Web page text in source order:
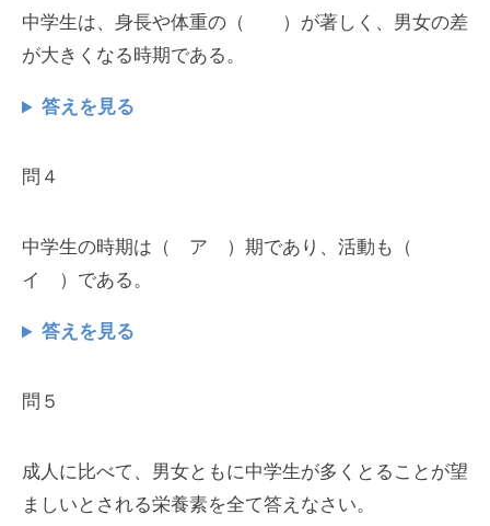
中学生は、身長や体重の（ ）が著しく、男女の差
が大きくなる時期である。
答えを見る
問４
中学生の時期は（ ア ）期であり、活動も（
イ ）である。
答えを見る
問５
成人に比べて、男女ともに中学生が多くとることが望
ましいとされる栄養素を全て答えなさい。